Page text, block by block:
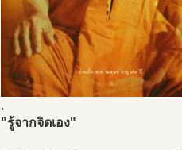
.
"รู้จากจิตเอง"